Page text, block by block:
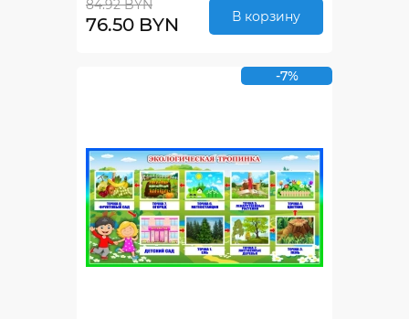
84.92 BYN
76.50 BYN В корзину
-7%